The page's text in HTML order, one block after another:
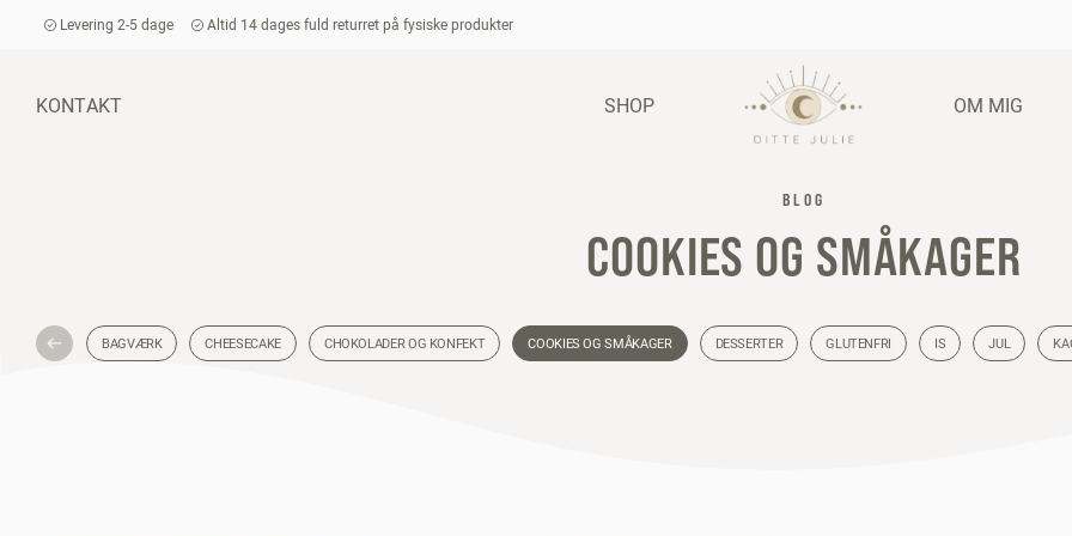
Levering 2-5 dage Altid 14 dages fuld returret på fysiske produkter
KONTAKT SHOP OM MIG
BLOG
COOKIES OG SMÅKAGER
BAGVÆRK CHEESECAKE CHOKOLADER OG KONFEKT COOKIES OG SMÅKAGER DESSERTER GLUTENFRI IS JUL